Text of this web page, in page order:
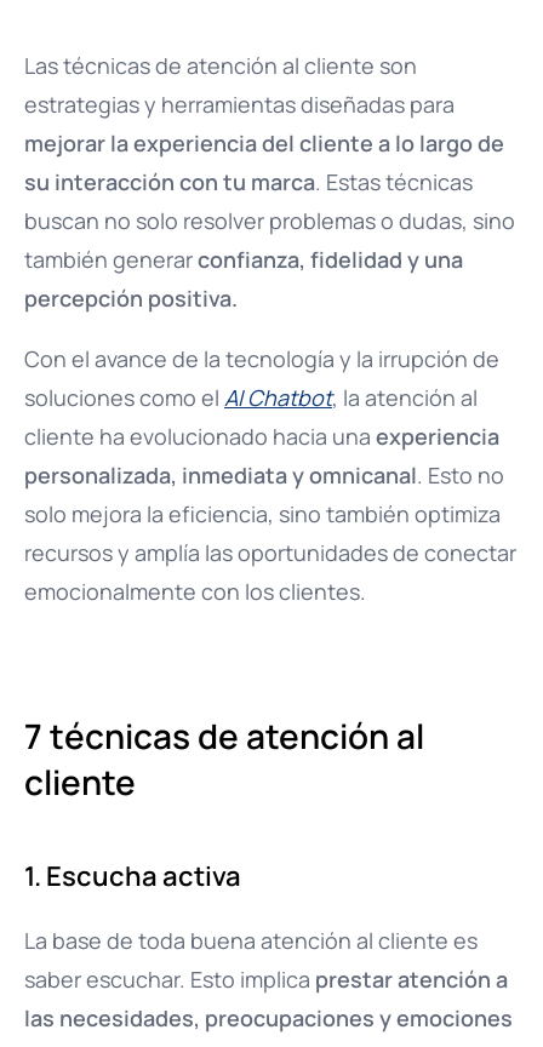
Las técnicas de atención al cliente son
estrategias y herramientas diseñadas para
mejorar la experiencia del cliente a lo largo de
su interacción con tu marca. Estas técnicas
buscan no solo resolver problemas o dudas, sino
también generarconfianza, fidelidad y una
percepción positiva.
Con el avance de la tecnología y la irrupción de
soluciones como el AI Chatbot, la atención al
cliente ha evolucionado hacia una experiencia
personalizada, inmediata y omnicanal. Esto no
solo mejora la eficiencia, sino también optimiza
recursos y amplía las oportunidades de conectar
emocionalmente con los clientes.
7 técnicas de atención al
cliente
1. Escucha activa
La base de toda buena atención al cliente es
saber escuchar. Esto implica prestar atención a
las necesidades, preocupaciones y emociones